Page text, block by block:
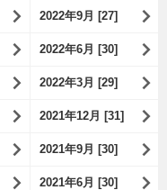
2022年9月 [27]
2022年6月 [30]
2022年3月 [29]
2021年12月 [31]
2021年9月 [30]
2021年6月 [30]